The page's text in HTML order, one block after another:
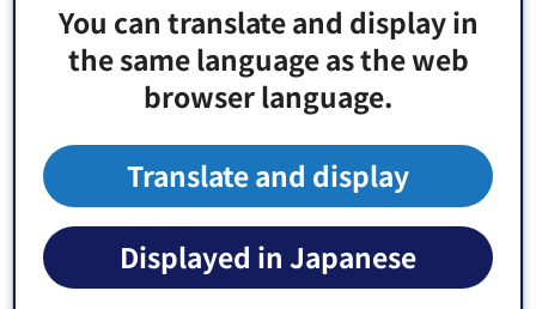
You can translate and display in
the same language as the web
browser language.
Translate and display
Displayed in Japanese
幼稚園
その他教育関連施設
区立保育園